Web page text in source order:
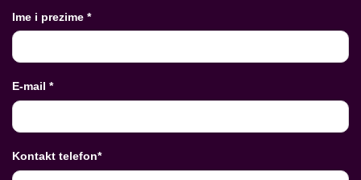
Ime i prezime *
E-mail *
Kontakt telefon*